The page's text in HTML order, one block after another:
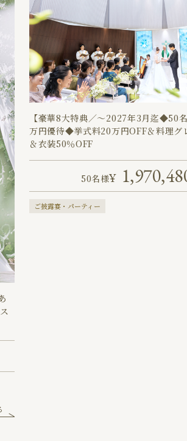
【豪華8大特典／～2027年3月迄◆50
万円優待◆挙式料20万円OFF＆料理グ
＆衣装50％OFF
50名様
ご披露宴・パーティー